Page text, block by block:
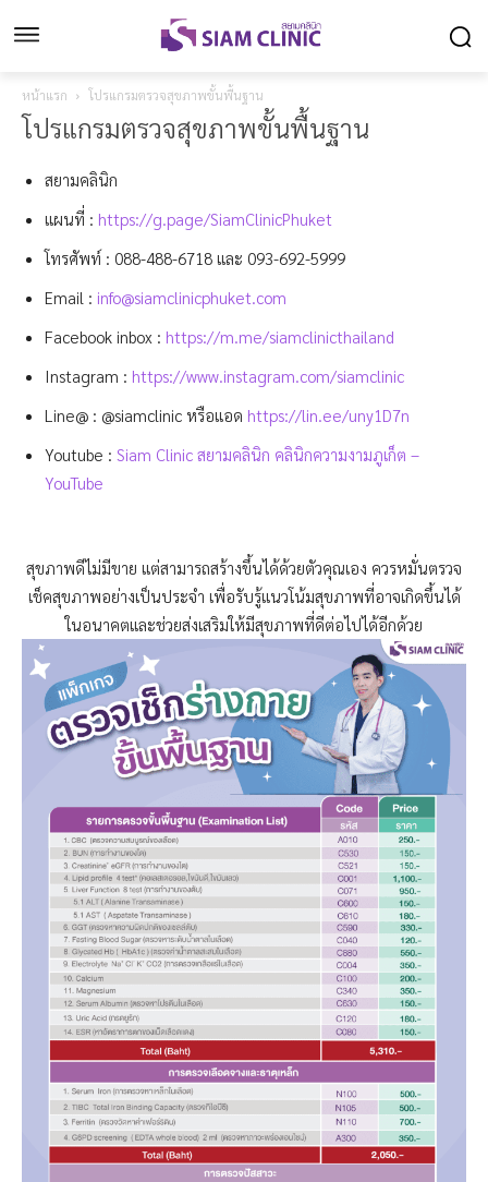
หน้าแรก โปรแกรมตรวจสุขภาพขั้นพื้นฐาน
โปรแกรมตรวจสุขภาพขั้นพื้นฐาน
สยามคลินิก
แผนที่ : https://g.page/SiamClinicPhuket
โทรศัพท์ : 088-488-6718 และ 093-692-5999
Email : info@siamclinicphuket.com
Facebook inbox : https://m.me/siamclinicthailand
Instagram : https://www.instagram.com/siamclinic
Line@ : @siamclinic หรือแอด https://lin.ee/uny1D7n
Youtube : Siam Clinic สยามคลินิก คลินิกความงามภูเก็ต –
YouTube
สุขภาพดีไม่มีขาย แต่สามารถสร้างขึ้นได้ด้วยตัวคุณเอง ควรหมั่นตรวจ
เช็คสุขภาพอย่างเป็นประจำ เพื่อรับรู้แนวโน้มสุขภาพที่อาจเกิดขึ้นได้
ในอนาคตและช่วยส่งเสริมให้มีสุขภาพที่ดีต่อไปได้อีกด้วย